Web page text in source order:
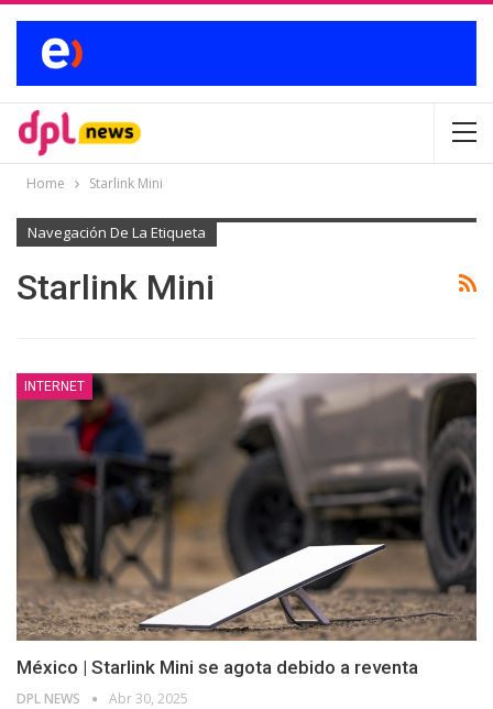
Home Starlink Mini
Navegación De La Etiqueta
Starlink Mini
INTERNET
México | Starlink Mini se agota debido a reventa
DPL NEWS Abr 30, 2025